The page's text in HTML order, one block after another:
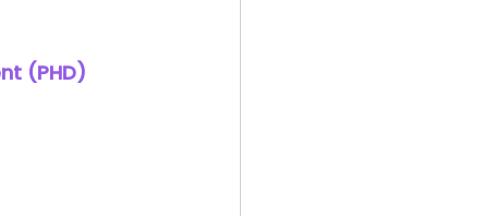
(PHD)